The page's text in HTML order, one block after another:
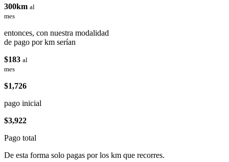
300km al
mes
entonces, con nuestra modalidad
de pago por km serían
$183 al
mes
$1,726
pago inicial
$3,922
Pago total
De esta forma solo pagas por los km que recorres.